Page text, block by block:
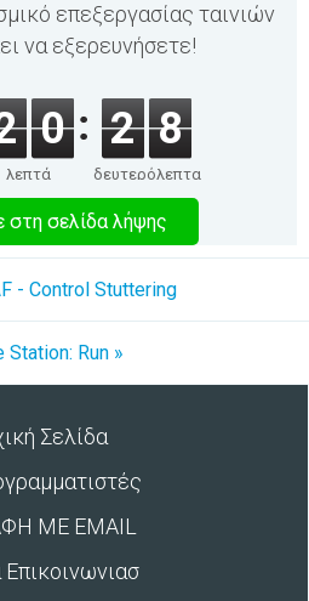
επεξεργασίας ταινιών
να εξερευνήσετε!
0
λεπτά
2 8
δευτερόλεπτα
στη σελίδα λήψης
- Control Stuttering
Station: Run »
Σελίδα
ΜΕ EMAIL